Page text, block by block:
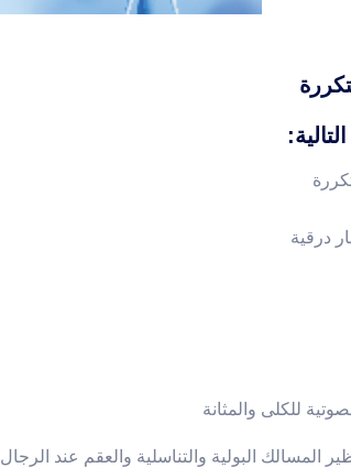
درقية
للكلى والمثانة
المسالك البولية والتناسلية والعقم عند الرجال